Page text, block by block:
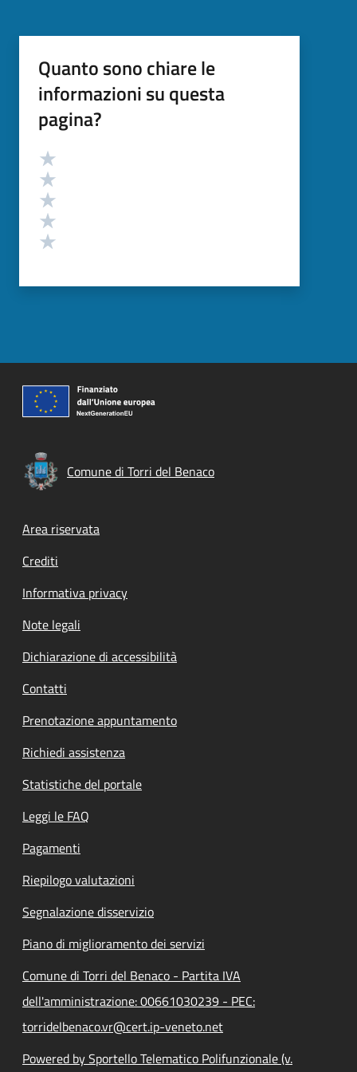
Quanto sono chiare le
informazioni su questa
pagina?
Valutazione
Comune di Torri del Benaco
Footer menu
Area riservata
Crediti
Informativa privacy
Note legali
Dichiarazione di accessibilità
Contatti
Prenotazione appuntamento
Richiedi assistenza
Statistiche del portale
Leggi le FAQ
Pagamenti
Riepilogo valutazioni
Segnalazione disservizio
Piano di miglioramento dei servizi
Comune di Torri del Benaco - Partita IVA
dell'amministrazione: 00661030239 - PEC:
torridelbenaco.vr@cert.ip-veneto.net
Powered by Sportello Telematico Polifunzionale (v.